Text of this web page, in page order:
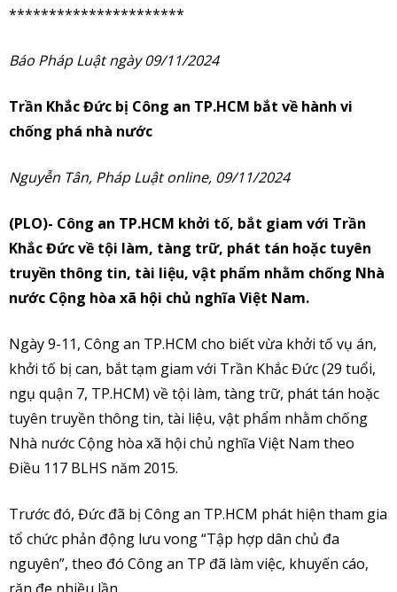
**********************
Báo Pháp Luật ngày 09/11/2024
Trần Khắc Đức bị Công an TP.HCM bắt về hành vi
chống phá nhà nước
Nguyễn Tân, Pháp Luật online, 09/11/2024
(PLO)- Công an TP.HCM khởi tố, bắt giam với Trần
Khắc Đức về tội làm, tàng trữ, phát tán hoặc tuyên
truyền thông tin, tài liệu, vật phẩm nhằm chống Nhà
nước Cộng hòa xã hội chủ nghĩa Việt Nam.
Ngày 9-11, Công an TP.HCM cho biết vừa khởi tố vụ án,
khởi tố bị can, bắt tạm giam với Trần Khắc Đức (29 tuổi,
ngụ quận 7, TP.HCM) về tội làm, tàng trữ, phát tán hoặc
tuyên truyền thông tin, tài liệu, vật phẩm nhằm chống
Nhà nước Cộng hòa xã hội chủ nghĩa Việt Nam theo
Điều 117 BLHS năm 2015.
Trước đó, Đức đã bị Công an TP.HCM phát hiện tham gia
tổ chức phản động lưu vong “Tập hợp dân chủ đa
nguyên”, theo đó Công an TP đã làm việc, khuyến cáo,